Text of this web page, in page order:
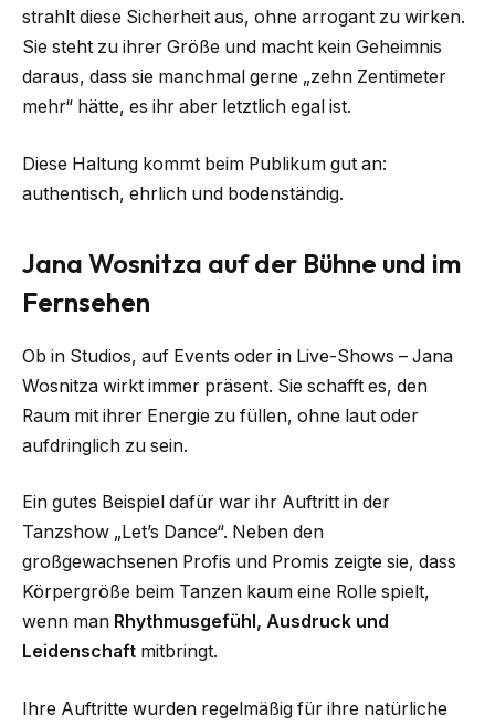
strahlt diese Sicherheit aus, ohne arrogant zu wirken.
Sie steht zu ihrer Größe und macht kein Geheimnis
daraus, dass sie manchmal gerne „zehn Zentimeter
mehr“ hätte, es ihr aber letztlich egal ist.
Diese Haltung kommt beim Publikum gut an:
authentisch, ehrlich und bodenständig.
Jana Wosnitza auf der Bühne und im
Fernsehen
Ob in Studios, auf Events oder in Live-Shows – Jana
Wosnitza wirkt immer präsent. Sie schafft es, den
Raum mit ihrer Energie zu füllen, ohne laut oder
aufdringlich zu sein.
Ein gutes Beispiel dafür war ihr Auftritt in der
Tanzshow „Let’s Dance“. Neben den
großgewachsenen Profis und Promis zeigte sie, dass
Körpergröße beim Tanzen kaum eine Rolle spielt,
wenn man Rhythmusgefühl, Ausdruck und
Leidenschaft mitbringt.
Ihre Auftritte wurden regelmäßig für ihre natürliche